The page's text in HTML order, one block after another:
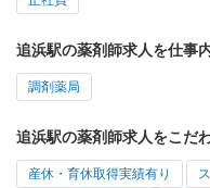
追浜駅の薬剤師求人を仕事
調剤薬局
追浜駅の薬剤師求人をこだ
産休・育休取得実績有り